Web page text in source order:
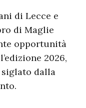
di Lecce e
di Maglie
opportunità
2026,
siglato dalla